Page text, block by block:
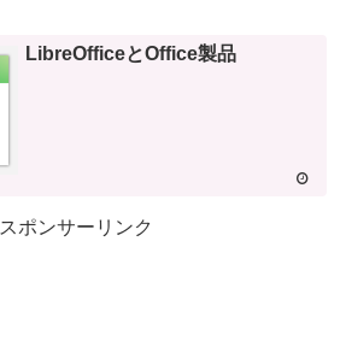
LibreOfficeとOffice製品
スポンサーリンク